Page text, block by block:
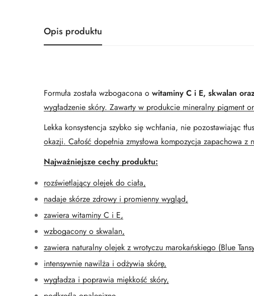
Opis produktu
Formuła została wzbogacona o witaminy C i E, skwalan
wygładzenie skóry. Zawarty w produkcie mineralny pigment
Lekka konsystencja szybko się wchłania, nie pozostawiając
okazji. Całość dopełnia zmysłowa kompozycja zapachowa z
Najważniejsze cechy produktu:
rozświetlający olejek do ciała,
nadaje skórze zdrowy i promienny wygląd,
zawiera witaminy C i E,
wzbogacony o skwalan,
zawiera naturalny olejek z wrotyczu marokańskiego (Blue
intensywnie nawilża i odżywia skórę,
wygładza i poprawia miękkość skóry,